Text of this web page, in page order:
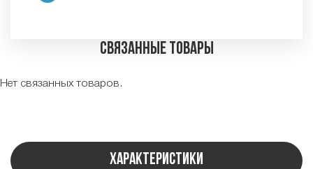
Связанные товары
Нет связанных товаров.
Характеристики